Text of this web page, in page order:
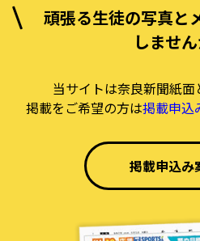
頑張る生徒の写真と
しませ
当サイトは奈良新聞紙面
掲載をご希望の方は掲載申込
掲載申込み